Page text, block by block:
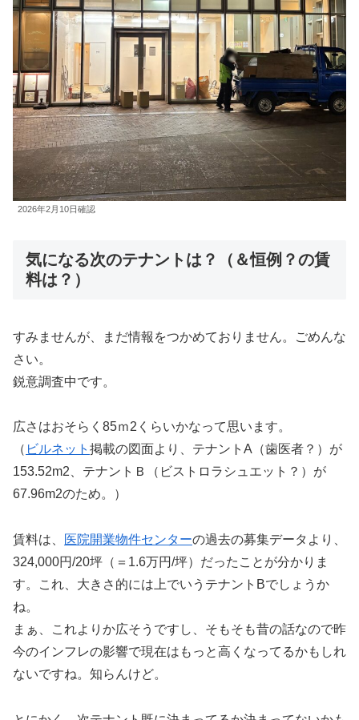
2026年2月10日確認
気になる次のテナントは？（＆恒例？の賃
料は？）
すみませんが、まだ情報をつかめておりません。ごめんな
さい。
鋭意調査中です。
広さはおそらく85ｍ2くらいかなって思います。
（ ビルネット 掲載の図面より、テナントA（歯医者？）が
153.52m2、テナントＢ（ビストロラシュエット？）が
67.96m2のため。）
賃料は、 医院開業物件センターの過去の募集データより、
324,000円/20坪（＝1.6万円/坪）だったことが分かりま
す。これ、大きさ的には上でいうテナントBでしょうか
ね。
まぁ、これよりか広そうですし、そもそも昔の話なので昨
今のインフレの影響で現在はもっと高くなってるかもしれ
ないですね。知らんけど。